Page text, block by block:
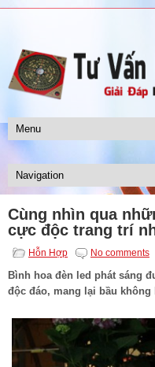
Cùng nhìn qua
cực độc trang trí
Hỗn Hợp No comments
Bình hoa đèn led phát sáng
độc đáo, mang lại bầu